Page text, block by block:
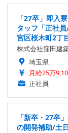
「27卒」即入
タッフ「正社
宮区桜木町2丁
株式会社窪田建
埼玉県
月給25万
正社員
「新卒・27卒
の開発補助/土